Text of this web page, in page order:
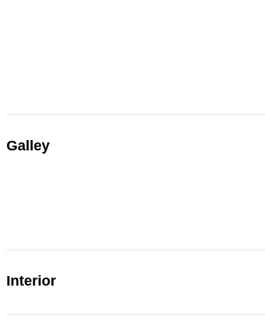
Galley
Interior